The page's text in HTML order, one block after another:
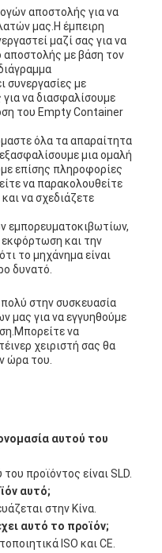
αποστολής για να
μας.Η έμπειρη
μαζί σας για να
αποστολής με βάση τον
συνεργασίες με
για να διασφαλίσουμε
του Empty Container
όλα τα απαραίτητα
μια ομαλή
επίσης πληροφορίες
να παρακολουθείτε
να σχεδιάζετε
εμπορευματοκιβωτίων,
εκφόρτωση και την
το μηχάνημα είναι
δυνατό.
στην συσκευασία
μας για να εγγυηθούμε
να
χειριστή σας θα
ώρα του.
αυτού του
προϊόντος είναι SLD.
αυτό;
στην Κίνα.
αυτό το προϊόν;
ISO και CE.